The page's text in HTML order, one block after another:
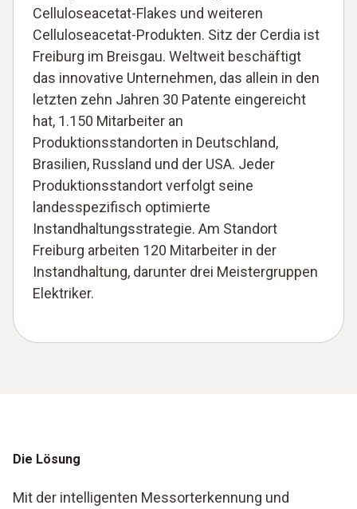
Celluloseacetat-Flakes und weiteren
Celluloseacetat-Produkten. Sitz der Cerdia ist
Freiburg im Breisgau. Weltweit beschäftigt
das innovative Unternehmen, das allein in den
letzten zehn Jahren 30 Patente eingereicht
hat, 1.150 Mitarbeiter an
Produktionsstandorten in Deutschland,
Brasilien, Russland und der USA. Jeder
Produktionsstandort verfolgt seine
landesspezifisch optimierte
Instandhaltungsstrategie. Am Standort
Freiburg arbeiten 120 Mitarbeiter in der
Instandhaltung, darunter drei Meistergruppen
Elektriker.
Die Lösung
Mit der intelligenten Messorterkennung und